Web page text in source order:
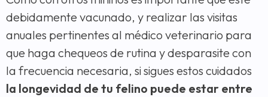
debidamente vacunado, y realizar las visitas
anuales pertinentes al médico veterinario para
que haga chequeos de rutina y desparasite con
la frecuencia necesaria, si sigues estos cuidados
la longevidad de tu felino puede estar entre